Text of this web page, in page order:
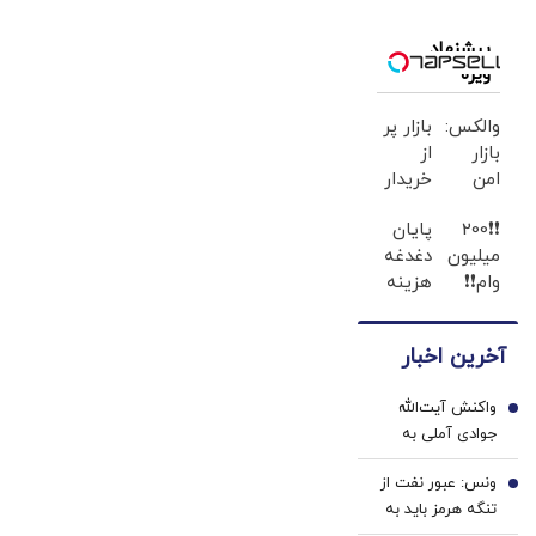
امروز آمادگی
بیشتری برای
جنگ در
خلیج‌فارس دارد
پیشنهاد
ویژه
والکس:
بازار
امن
خرید و
فروش
دارایی‌های
بازار پر
از
خریدار
شده !!!
ماشینتو
اینجا
بفروش
❗❗200
میلیون
وام❗❗
هویت
پایان
دغدغه
هزینه
پزشکی
سفید
کننده
خانگی
آخرین اخبار
واکنش آیت‌الله
جوادی آملی به
شایعه استعفای
پزشکیان
1
ونس: عبور نفت از
تنگه هرمز باید به
2